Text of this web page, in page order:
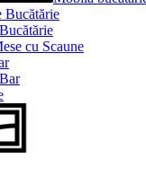
Bucătărie
cu Scaune